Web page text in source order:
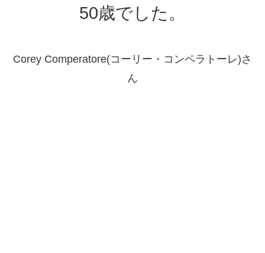
50歳でした。
Corey Comperatore(コーリー・コンペラトーレ)さ
ん